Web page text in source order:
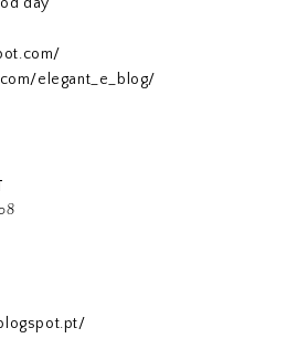
elegant_e_blog/